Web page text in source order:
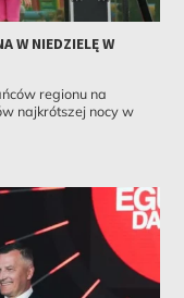
W NIEDZIELĘ W
regionu na
najkrótszej nocy w